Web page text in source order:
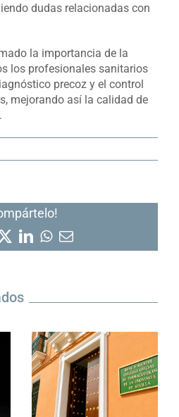
dudas relacionadas con
la importancia de la
los profesionales sanitarios
precoz y el control
mejorando así la calidad de
X LinkedIn
WhatsApp
Correo
electrónico